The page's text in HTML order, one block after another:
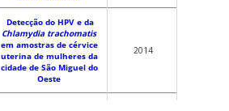
Detecção do HPV e da
Chlamydia trachomatis
em amostras de cérvice
uterina de mulheres da
cidade de São Miguel do
Oeste
2014